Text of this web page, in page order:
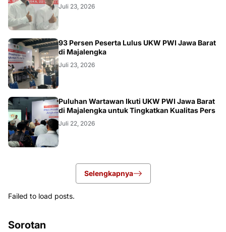
Juli 23, 2026
93 Persen Peserta Lulus UKW PWI Jawa Barat
di Majalengka
Juli 23, 2026
Puluhan Wartawan Ikuti UKW PWI Jawa Barat
di Majalengka untuk Tingkatkan Kualitas Pers
Juli 22, 2026
Selengkapnya
Failed to load posts.
Sorotan